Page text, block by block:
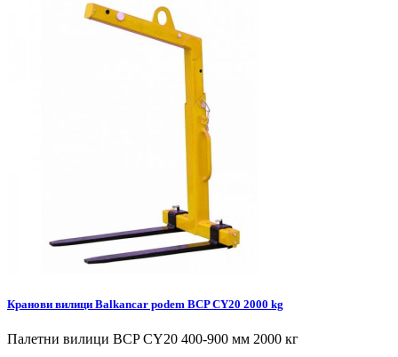
Кранови вилици Balkancar podem BCP CY20 2000 kg
Палетни вилици BCP CY20 400-900 мм 2000 кг